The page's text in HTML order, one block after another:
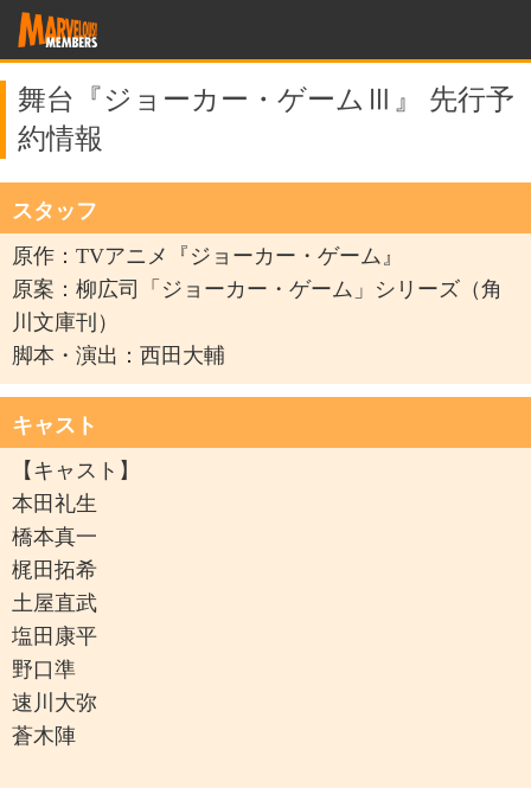
舞台『ジョーカー・ゲームⅢ』 先行予
約情報
スタッフ
原作：TVアニメ『ジョーカー・ゲーム』
原案：柳広司「ジョーカー・ゲーム」シリーズ（角
川文庫刊）
脚本・演出：西田大輔
キャスト
【キャスト】
本田礼生
橋本真一
梶田拓希
土屋直武
塩田康平
野口準
速川大弥
蒼木陣